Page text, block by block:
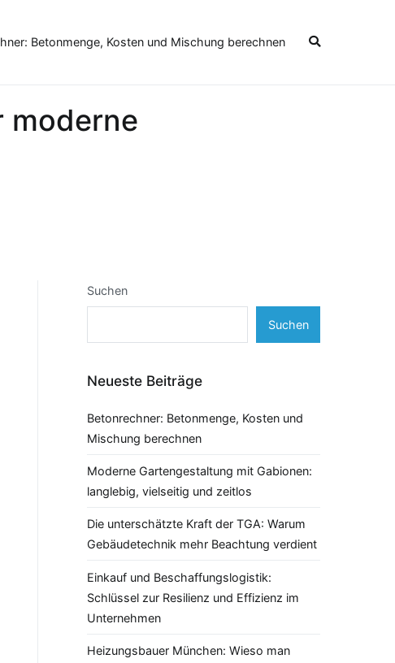
Betonmenge, Kosten und Mischung berechnen
moderne
Suchen
Suchen
Neueste Beiträge
Betonrechner: Betonmenge, Kosten und
Mischung berechnen
Moderne Gartengestaltung mit Gabionen:
langlebig, vielseitig und zeitlos
Die unterschätzte Kraft der TGA: Warum
Gebäudetechnik mehr Beachtung verdient
Einkauf und Beschaffungslogistik:
Schlüssel zur Resilienz und Effizienz im
Unternehmen
Heizungsbauer München: Wieso man